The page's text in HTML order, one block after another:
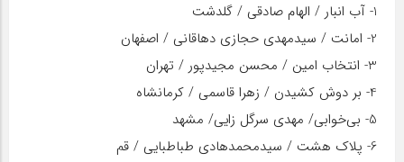
1- آب انبار / الهام صادقی / گلدشت
2- امانت / سیدمهدی حجازی دهاقانی / اصفهان
3- انتخاب امین / محسن مجیدپور / تهران
4- بر دوش کشیدن / زهرا قاسمی / کرمانشاه
5- بی‌خوابی/ مهدی سرگل زایی/ مشهد
6- پلاک هشت / سیدمحمدهادی طباطبایی / قم